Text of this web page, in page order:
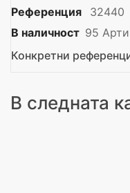
Референция
32440
В наличност 95
Конкретни
В следната